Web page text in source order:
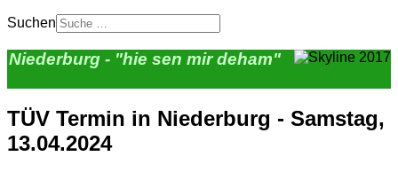
Suchen
Niederburg - "hie sen mir deham"
TÜV Termin in Niederburg - Samstag,
13.04.2024